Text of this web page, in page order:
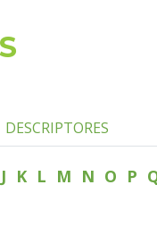
DESCRIPTORES
J K L M N O P